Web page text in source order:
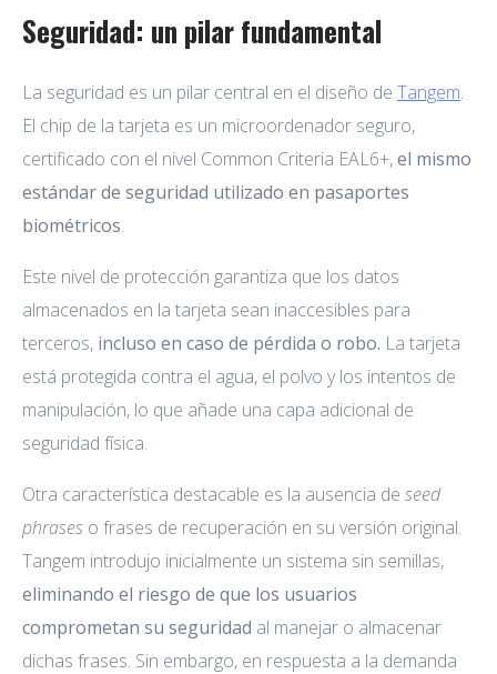
Seguridad: un pilar fundamental
La seguridad es un pilar central en el diseño de Tangem.
El chip de la tarjeta es un microordenador seguro,
certificado con el nivel Common Criteria EAL6+,el mismo
estándar de seguridad utilizado en pasaportes
biométricos.
Este nivel de protección garantiza que los datos
almacenados en la tarjeta sean inaccesibles para
terceros, incluso en caso de pérdida o robo. La tarjeta
está protegida contra el agua, el polvo y los intentos de
manipulación, lo que añade una capa adicional de
seguridad física.
Otra característica destacable es la ausencia de seed
phrases o frases de recuperación en su versión original.
Tangem introdujo inicialmente un sistema sin semillas,
eliminando el riesgo de que los usuarios
comprometan su seguridad al manejar o almacenar
dichas frases. Sin embargo, en respuesta a la demanda